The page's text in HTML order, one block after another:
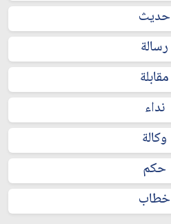
حديث
رسالة
مقابلة
نداء
وكالة
حكم
خطاب